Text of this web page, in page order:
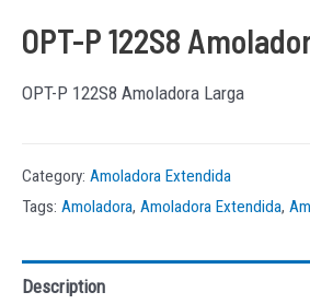
OPT-P 122S8
OPT-P 122S8 Amoladora Larga
Category: Amoladora Extendida
Tags: Amoladora, Amoladora Extendida,
Description